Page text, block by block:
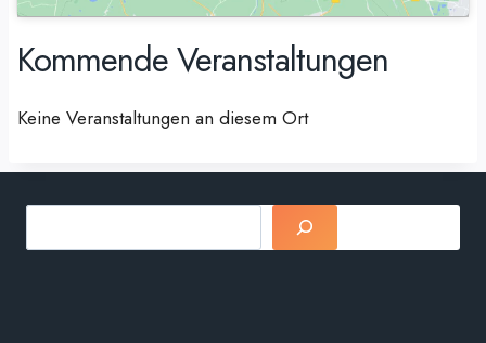
Kommende Veranstaltungen
Keine Veranstaltungen an diesem Ort
Suchen